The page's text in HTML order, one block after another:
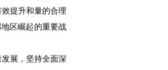
提升和量的合理
区崛起的重要战
展，坚持全面深